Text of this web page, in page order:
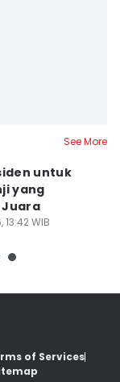
See More
untuk
yang
Juara
WIB
of Services